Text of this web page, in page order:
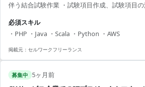
伴う結合試験作業 ・試験項目作成、試験項目
的プロジェクトサポートが可能 ・大規模システ
活かせる環境 ・周囲との協力で開発プロセス全
必須スキル
・PHP ・Java ・Scala ・Python ・AWS
掲載元： セルワークフリーランス
募集中 5ヶ月前